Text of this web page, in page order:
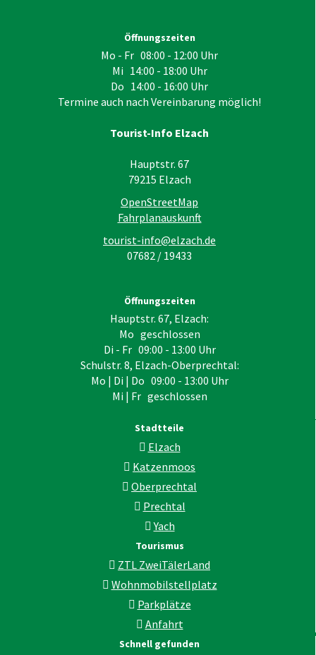
Öffnungszeiten
Mo - Fr 08:00 - 12:00 Uhr
Mi 14:00 - 18:00 Uhr
Do 14:00 - 16:00 Uhr
Termine auch nach Vereinbarung möglich!
Tourist-Info Elzach
Hauptstr. 67
79215 Elzach
OpenStreetMap
Fahrplanauskunft
tourist-info@elzach.de
07682 / 19433
Öffnungszeiten
Hauptstr. 67, Elzach:
Mo geschlossen
Di - Fr 09:00 - 13:00 Uhr
Schulstr. 8, Elzach-Oberprechtal:
Mo | Di | Do 09:00 - 13:00 Uhr
Mi | Fr geschlossen
Stadtteile
Elzach
Katzenmoos
Oberprechtal
Prechtal
Yach
Tourismus
ZTL ZweiTälerLand
Wohnmobilstellplatz
Parkplätze
Anfahrt
Schnell gefunden